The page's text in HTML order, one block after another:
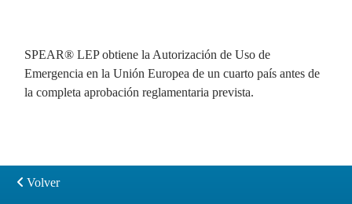
SPEAR® LEP obtiene la Autorización de Uso de
Emergencia en la Unión Europea de un cuarto país antes de
la completa aprobación reglamentaria prevista.
Volver